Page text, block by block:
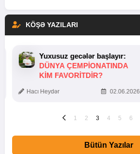
KÖŞƏ YAZILARI
Yuxusuz gecələr başlayır:
DÜNYA ÇEMPIONATINDA
KIM FAVORITDIR?
Hacı Heydər 02.06.2026
1 2 3 4 5 6
Bütün Yazılar